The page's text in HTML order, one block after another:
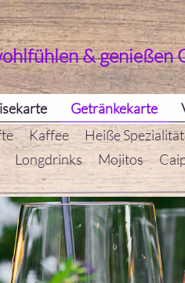
& genießen
Getränkekarte
Kaffee Heiße
Longdrinks
Mojitos